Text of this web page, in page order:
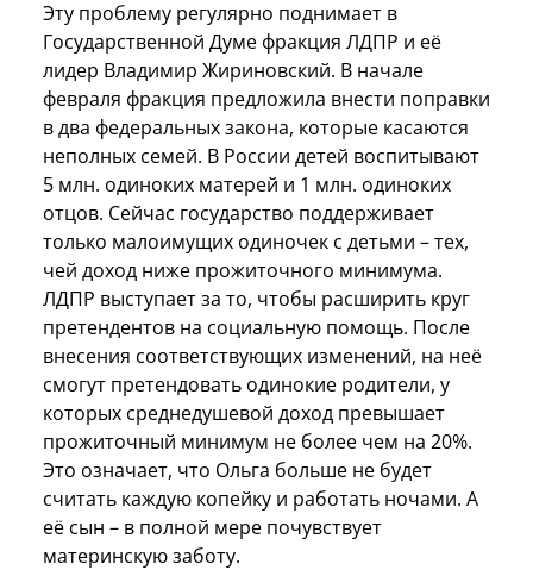
Эту проблему регулярно поднимает в
Государственной Думе фракция ЛДПР и её
лидер Владимир Жириновский. В начале
февраля фракция предложила внести поправки
в два федеральных закона, которые касаются
неполных семей. В России детей воспитывают
5 млн. одиноких матерей и 1 млн. одиноких
отцов. Сейчас государство поддерживает
только малоимущих одиночек с детьми – тех,
чей доход ниже прожиточного минимума.
ЛДПР выступает за то, чтобы расширить круг
претендентов на социальную помощь. После
внесения соответствующих изменений, на неё
смогут претендовать одинокие родители, у
которых среднедушевой доход превышает
прожиточный минимум не более чем на 20%.
Это означает, что Ольга больше не будет
считать каждую копейку и работать ночами. А
её сын – в полной мере почувствует
материнскую заботу.